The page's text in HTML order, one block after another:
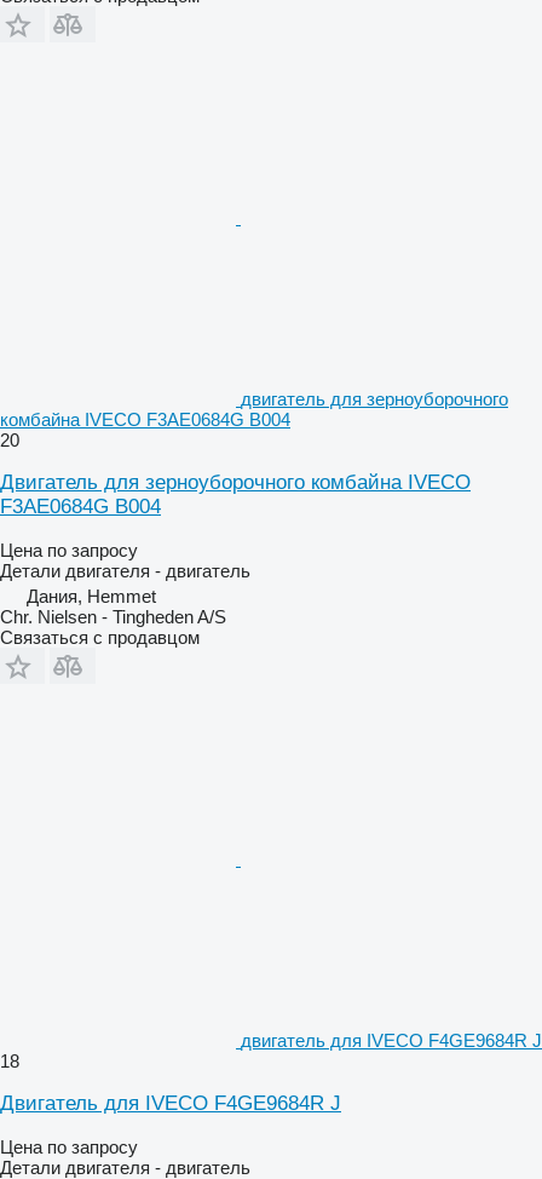
двигатель для зерноуборочного
комбайна IVECO F3AE0684G B004
20
Двигатель для зерноуборочного комбайна IVECO
F3AE0684G B004
Цена по запросу
Детали двигателя - двигатель
Дания, Hemmet
Chr. Nielsen - Tingheden A/S
Связаться с продавцом
двигатель для IVECO F4GE9684R J
18
Двигатель для IVECO F4GE9684R J
Цена по запросу
Детали двигателя - двигатель